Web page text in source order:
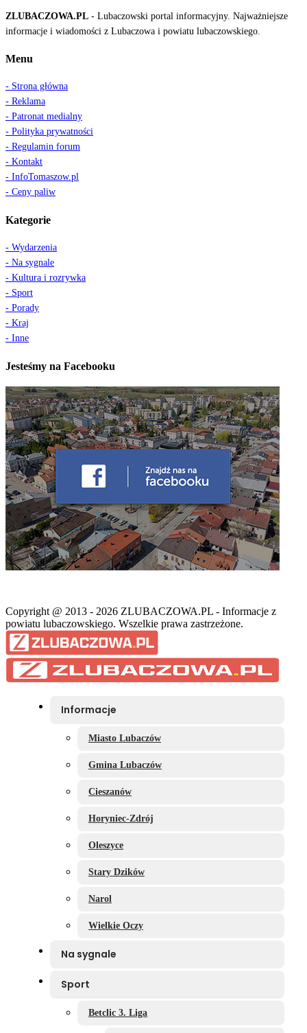
ZLUBACZOWA.PL - Lubaczowski portal informacyjny. Najważniejsze
informacje i wiadomości z Lubaczowa i powiatu lubaczowskiego.
Menu
- Strona główna
- Reklama
- Patronat medialny
- Polityka prywatności
- Regulamin forum
- Kontakt
- InfoTomaszow.pl
- Ceny paliw
Kategorie
- Wydarzenia
- Na sygnale
- Kultura i rozrywka
- Sport
- Porady
- Kraj
- Inne
Jesteśmy na Facebooku
Copyright @ 2013 - 2026 ZLUBACZOWA.PL - Informacje z
powiatu lubaczowskiego. Wszelkie prawa zastrzeżone.
Informacje
Miasto Lubaczów
Gmina Lubaczów
Cieszanów
Horyniec-Zdrój
Oleszyce
Stary Dzików
Narol
Wielkie Oczy
Na sygnale
Sport
Betclic 3. Liga